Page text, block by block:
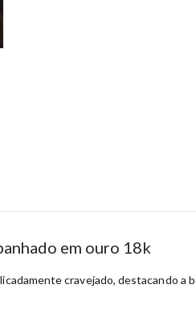
em ouro 18k
cravejado, destacando a